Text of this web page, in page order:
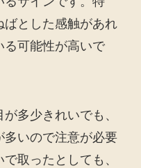
ばとした感触があれ
る可能性が高いで
多少きれいでも、
多いので注意が必要
取ったとしても、